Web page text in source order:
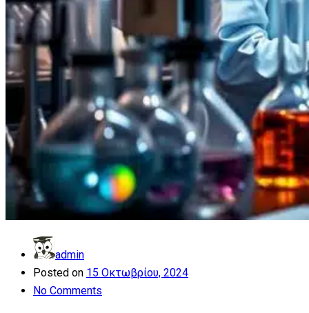
admin
Posted on 15 Οκτωβρίου, 2024
No Comments